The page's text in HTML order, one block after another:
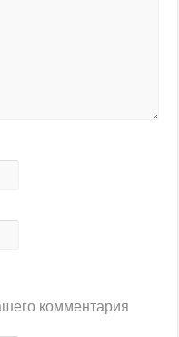
комментария